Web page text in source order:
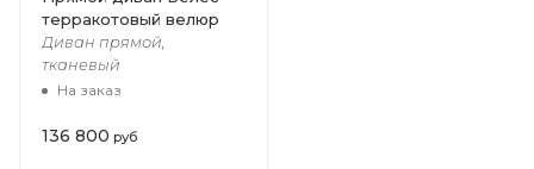
терракотовый велюр
Диван прямой,
тканевый
На заказ
136 800 руб